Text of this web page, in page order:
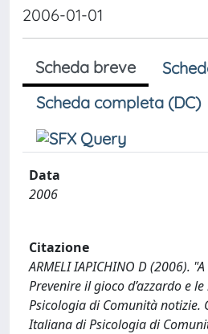
2006-01-01
Scheda breve
Scheda completa (DC)
Data
2006
Citazione
ARMELI IAPICHINO D (2006).
Prevenire il gioco d’azzardo e
Psicologia di Comunità notizie.
Italiana di Psicologia di